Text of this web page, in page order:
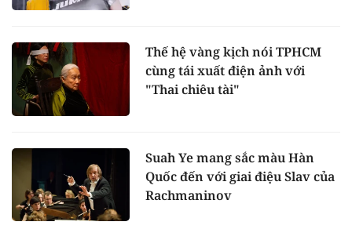
Thế hệ vàng kịch nói TPHCM
cùng tái xuất điện ảnh với
"Thai chiêu tài"
Suah Ye mang sắc màu Hàn
Quốc đến với giai điệu Slav của
Rachmaninov